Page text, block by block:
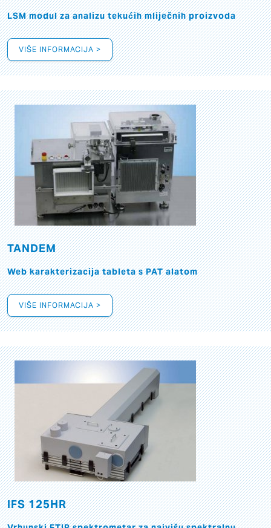
LSM modul za analizu tekućih mliječnih proizvoda
VIŠE INFORMACIJA >
TANDEM
Web karakterizacija tableta s PAT alatom
VIŠE INFORMACIJA >
IFS 125HR